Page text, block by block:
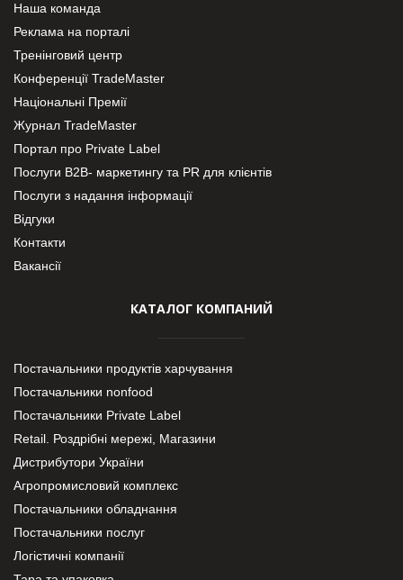
Наша команда
Реклама на порталі
Тренінговий центр
Конференції TradeMaster
Національні Премії
Журнал TradeMaster
Портал про Private Label
Послуги В2В- маркетингу та PR для клієнтів
Послуги з надання інформації
Відгуки
Контакти
Вакансії
КАТАЛОГ КОМПАНИЙ
Постачальники продуктів харчування
Постачальники nonfood
Постачальники Private Label
Retail. Роздрібні мережі, Магазини
Дистрибутори України
Агропромисловий комплекс
Постачальники обладнання
Постачальники послуг
Логістичні компанії